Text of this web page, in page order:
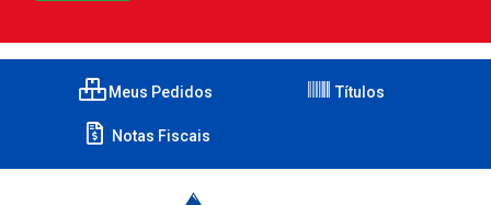
Meus Pedidos Títulos
Notas Fiscais